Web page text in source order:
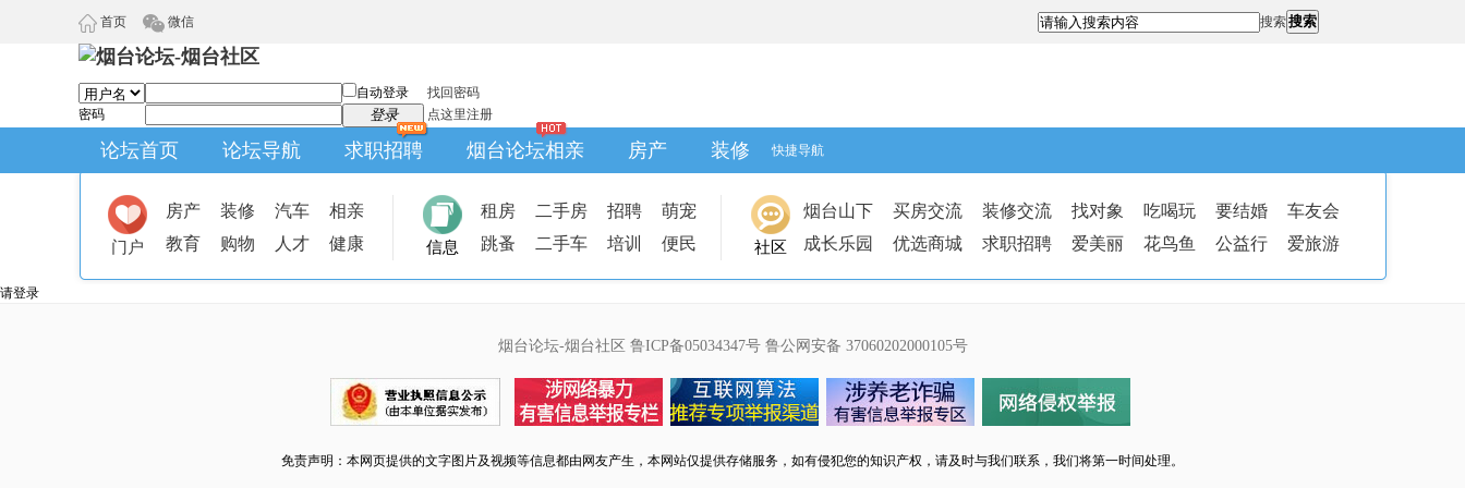
首页 微信 搜索搜索
自动登录
找回密码
密码
登录 点这里注册
论坛首页 论坛导航 求职招聘 烟台论坛相亲 房产 装修 快捷导航
门户
房产 装修 汽车
相亲
教育
购物 人才 健康 信息
租房 二手房 招聘
萌宠
跳蚤
二手车 培训 便民 社区
烟台山下 买房交流 装修交流 找对象 吃喝玩 要结婚
车友会
成长乐园
优选商城 求职招聘 爱美丽 花鸟鱼 公益行 爱旅游
请登录
烟台论坛-烟台社区 鲁ICP备05034347号 鲁公网安备 37060202000105号
免责声明：本网页提供的文字图片及视频等信息都由网友产生，本网站仅提供存储服务，如有侵犯您的知识产权，请及时与我们联系，我们将第一时间处理。